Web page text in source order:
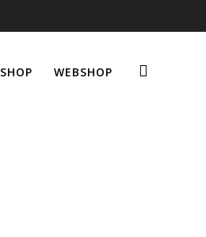
SHOP WEBSHOP